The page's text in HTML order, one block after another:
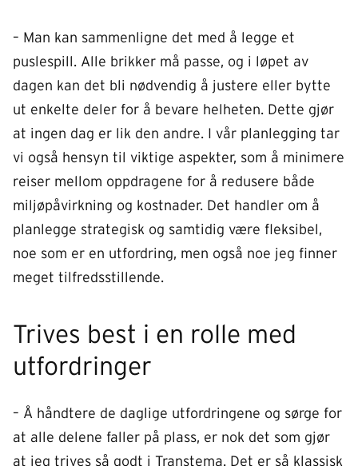
– Man kan sammenligne det med å legge et
puslespill. Alle brikker må passe, og i løpet av
dagen kan det bli nødvendig å justere eller bytte
ut enkelte deler for å bevare helheten. Dette gjør
at ingen dag er lik den andre. I vår planlegging tar
vi også hensyn til viktige aspekter, som å minimere
reiser mellom oppdragene for å redusere både
miljøpåvirkning og kostnader. Det handler om å
planlegge strategisk og samtidig være fleksibel,
noe som er en utfordring, men også noe jeg finner
meget tilfredsstillende.
Trives best i en rolle med
utfordringer
– Å håndtere de daglige utfordringene og sørge for
at alle delene faller på plass, er nok det som gjør
at jeg trives så godt i Transtema. Det er så klassisk